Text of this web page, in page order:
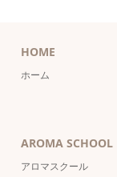
HOME
ホーム
AROMA SCHOOL
アロマスクール